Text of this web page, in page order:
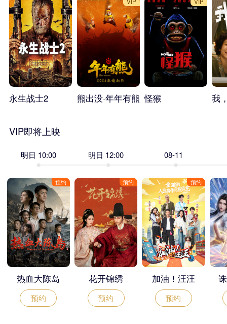
永生战士2 熊出没·年年有熊 怪猴 我
VIP即将上映
明日 10:00
预约
热血大陈岛
预约
明日 12:00
预约
花开锦绣
预约
08-11
预约
加油！汪汪
预约